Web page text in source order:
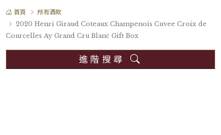
首頁
所有酒款
2020 Henri Giraud Coteaux Champenois Cuvee Croix de
Courcelles Ay Grand Cru Blanc Gift Box
進階搜尋